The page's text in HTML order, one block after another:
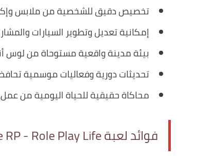
تخصيص دقيق للشخصية من ملابس
إمكانية تعديل وتطوير السيارات
بيئة مدينة واقعية مستوحاة من لوس
تحديثات دورية وفعاليات موسمية
محاكاة حقيقية للحياة اليومية من
فوائد لعبة One State RP - Role Play Life